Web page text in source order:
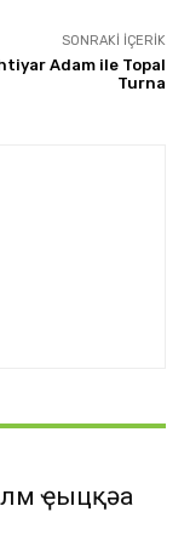
SONRAKI İÇERIK
Adam ile Topal
Turna
ҿыцқәа